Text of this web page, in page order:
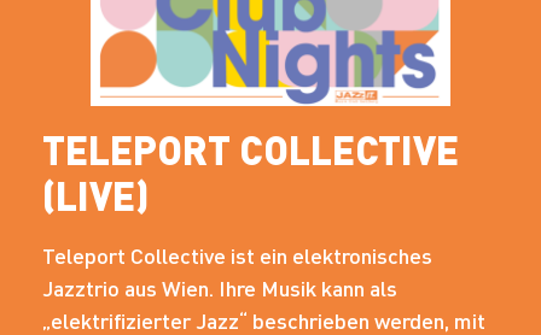
TELEPORT COLLECTIVE
(LIVE)
Teleport Collective ist ein elektronisches
Jazztrio aus Wien. Ihre Musik kann als
„elektrifizierter Jazz“ beschrieben werden, mit